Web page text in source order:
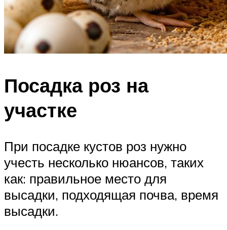
Посадка роз на
участке
При посадке кустов роз нужно
учесть несколько нюансов, таких
как: правильное место для
высадки, подходящая почва, время
высадки.